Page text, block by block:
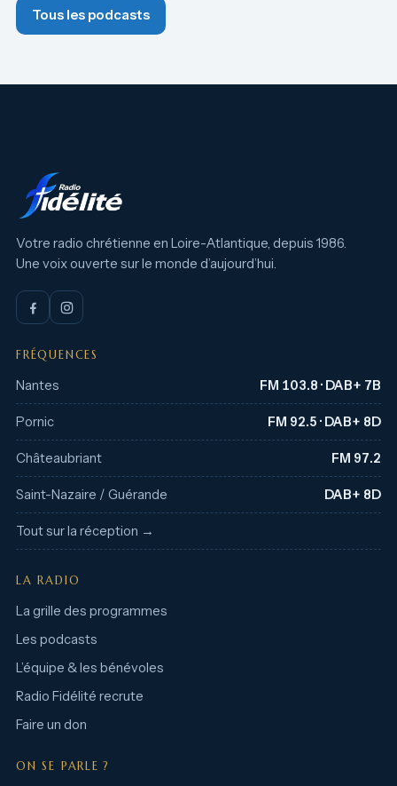
Tous les podcasts
Votre radio chrétienne en Loire-Atlantique, depuis 1986.
Une voix ouverte sur le monde d’aujourd’hui.
FRÉQUENCES
Nantes FM 103.8 · DAB+ 7B
Pornic FM 92.5 · DAB+ 8D
Châteaubriant FM 97.2
Saint-Nazaire / Guérande DAB+ 8D
Tout sur la réception →
LA RADIO
La grille des programmes
Les podcasts
L’équipe & les bénévoles
Radio Fidélité recrute
Faire un don
ON SE PARLE ?